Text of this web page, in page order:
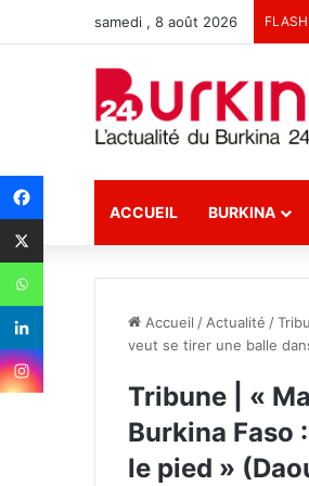
samedi , 8 août 2026
ACCUEIL BURKINA
Accueil / Actualité /
veut se tirer une balle
Tribune | «
Burkina Faso
le pied »